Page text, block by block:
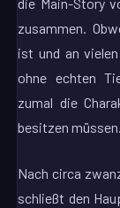
zusammen.
ist und an
ohne echten
zumal die
besitzen müssen.
Nach circa
schließt den